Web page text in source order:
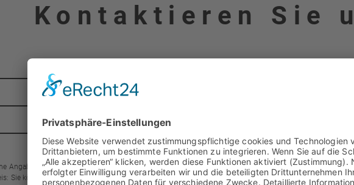
Kontaktieren Sie
Angaben aus dem Kontaktformular zur Beantwortung meiner Anfrage erhoben und verarbeitet werden.
Sie können Ihre Einwilligung jederzeit für die Zukunft per E-Mail unterinfo@taxi-buergin.de widerrufen.